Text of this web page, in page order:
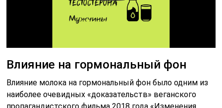
Влияние на гормональный фон
Влияние молока на гормональный фон было одним из
наиболее очевидных «доказательств» веганского